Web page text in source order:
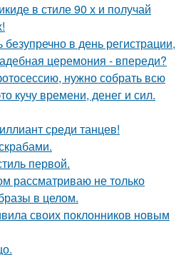
в стиле 90 х и получай
безупречно в день регистрации,
церемония - впереди?
нужно собрать всю
кучу времени, денег и сил.
среди танцев!
первой.
рассматриваю не только
в целом.
своих поклонников новым